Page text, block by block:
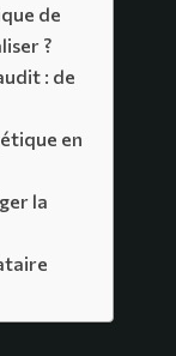
de
?
: de
en
la